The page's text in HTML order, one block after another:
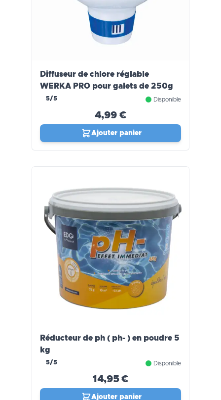
Diffuseur de chlore réglable
WERKA PRO pour galets de 250g
5/5 Disponible
4,99 €
Ajouter panier
Réducteur de ph ( ph- ) en poudre 5
kg
5/5 Disponible
14,95 €
Ajouter panier